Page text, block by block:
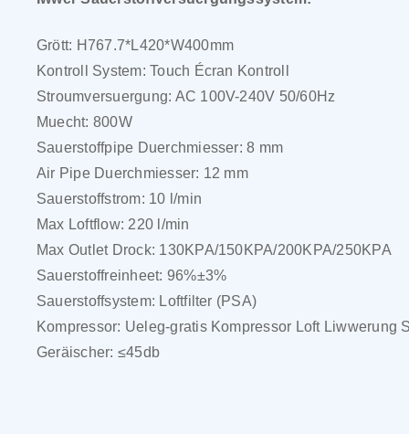
Grött: H767.7*L420*W400mm
Kontroll System: Touch Écran Kontroll
Stroumversuergung: AC 100V-240V 50/60Hz
Muecht: 800W
Sauerstoffpipe Duerchmiesser: 8 mm
Air Pipe Duerchmiesser: 12 mm
Sauerstoffstrom: 10 l/min
Max Loftflow: 220 l/min
Max Outlet Drock: 130KPA/150KPA/200KPA/250KPA
Sauerstoffreinheet: 96%±3%
Sauerstoffsystem: Loftfilter (PSA)
Kompressor: Ueleg-gratis Kompressor Loft Liwwerung
Geräischer: ≤45db